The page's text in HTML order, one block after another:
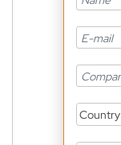
Country